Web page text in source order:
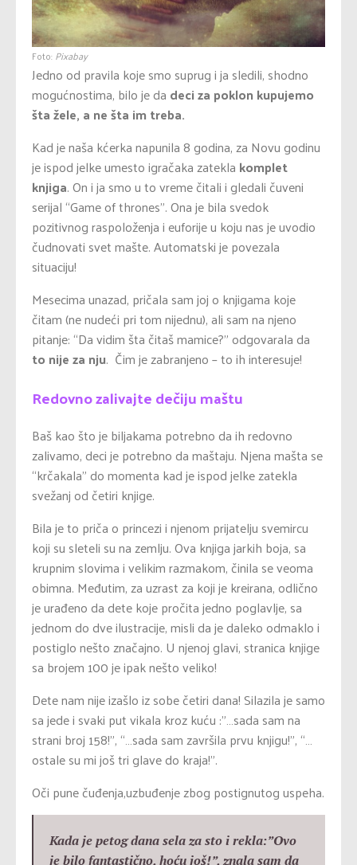
Foto:Pixabay
Jedno od pravila koje smo suprug i ja sledili, shodno
mogućnostima, bilo je da deci za poklon kupujemo
šta žele, a ne šta im treba.
Kad je naša kćerka napunila 8 godina, za Novu godinu
je ispod jelke umesto igračaka zatekla komplet
knjiga. On i ja smo u to vreme čitali i gledali čuveni
serijal “Game of thrones”. Ona je bila svedok
pozitivnog raspoloženja i euforije u koju nas je uvodio
čudnovati svet mašte. Automatski je povezala
situaciju!
Mesecima unazad, pričala sam joj o knjigama koje
čitam (ne nudeći pri tom nijednu), ali sam na njeno
pitanje: “Da vidim šta čitaš mamice?” odgovarala da
to nije za nju. Čim je zabranjeno – to ih interesuje!
Redovno zalivajte dečiju maštu
Baš kao što je biljakama potrebno da ih redovno
zalivamo, deci je potrebno da maštaju. Njena mašta se
“krčakala” do momenta kad je ispod jelke zatekla
svežanj od četiri knjige.
Bila je to priča o princezi i njenom prijatelju svemircu
koji su sleteli su na zemlju. Ova knjiga jarkih boja, sa
krupnim slovima i velikim razmakom, činila se veoma
obimna. Međutim, za uzrast za koji je kreirana, odlično
je urađeno da dete koje pročita jedno poglavlje, sa
jednom do dve ilustracije, misli da je daleko odmaklo i
postiglo nešto značajno. U njenoj glavi, stranica knjige
sa brojem 100 je ipak nešto veliko!
Dete nam nije izašlo iz sobe četiri dana! Silazila je samo
sa jede i svaki put vikala kroz kuću :”…sada sam na
strani broj 158!”, “…sada sam završila prvu knjigu!”, “…
ostale su mi još tri glave do kraja!”.
Oči pune čuđenja,uzbuđenje zbog postignutog uspeha.
Kada je petog dana sela za sto i rekla:”Ovo
je bilo fantastično, hoću još!”, znala sam da